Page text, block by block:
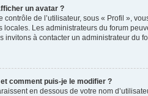
un avatar ?
contrôle de l’utilisateur, sous « Profil »,
locales. Les administrateurs du forum
invitons à contacter un administrateur du
comment puis-je le modifier ?
en dessous de votre nom